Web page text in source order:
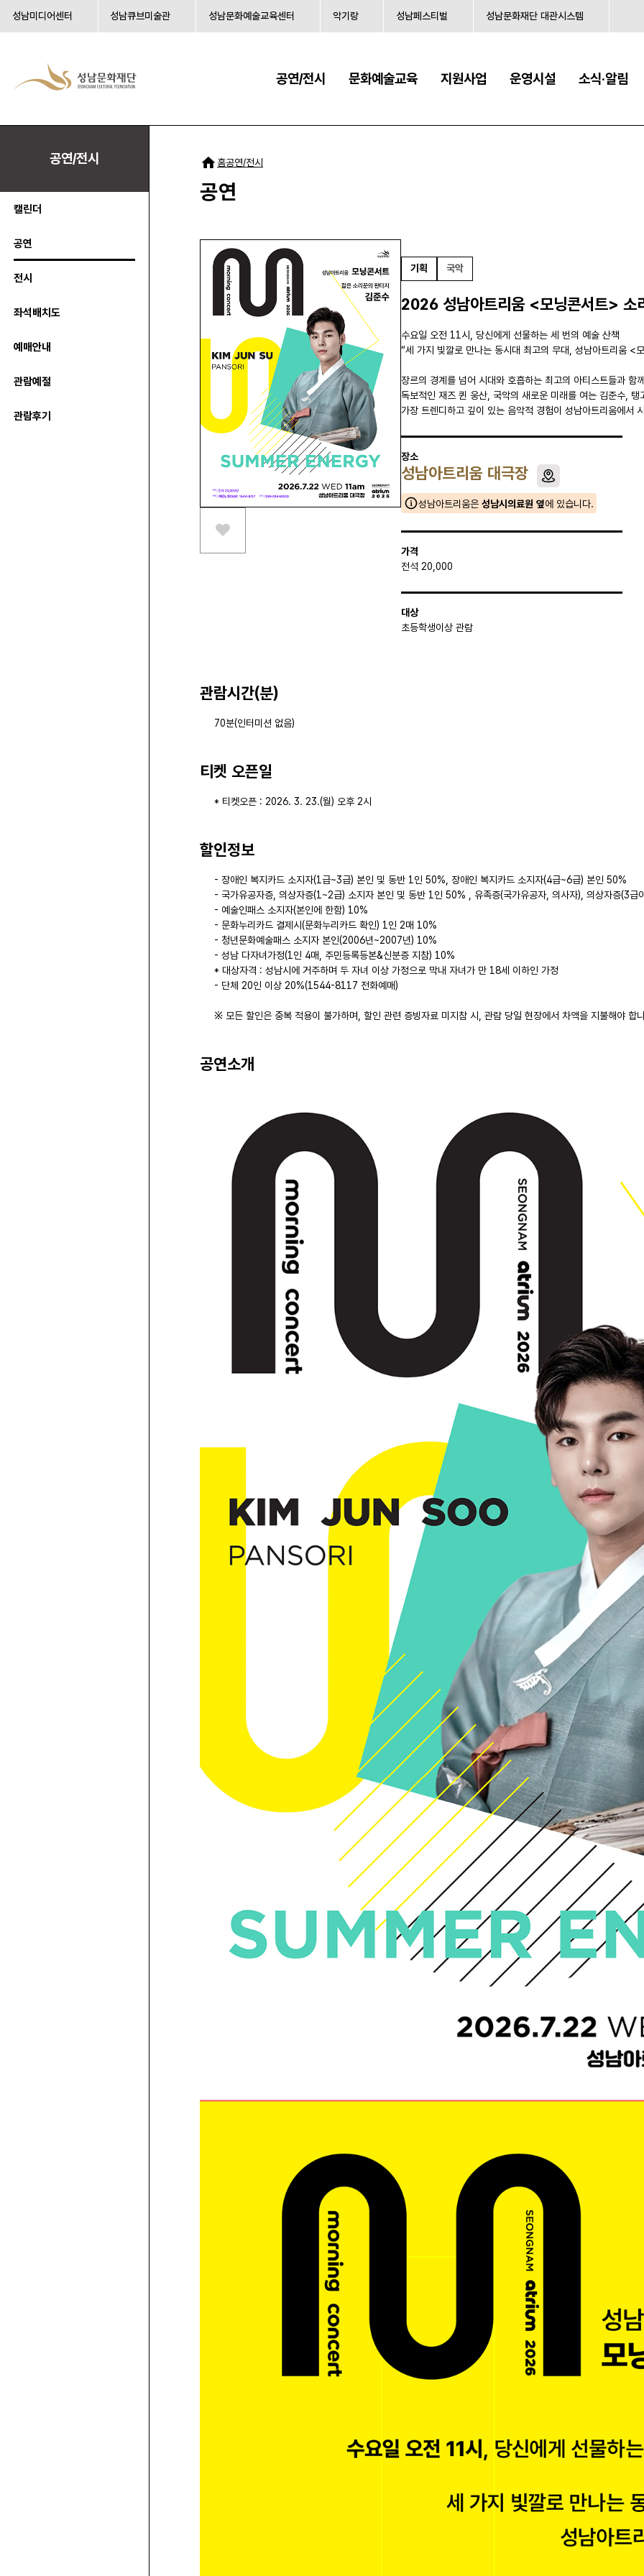
성남미디어센터 성남큐브미술관 성남문화예술교육센터 악기랑 성남페스티벌 성남문화재단 대관시스템
공연/전시 문화예술교육 지원사업 운영시설 소식·알림
공연/전시
캘린더
공연
전시
좌석배치도
예매안내
관람예절
관람후기
홈공연/전시
공연
스크랩하기
기획 국악
2026 성남아트리움 <모닝콘서트> 소
수요일 오전 11시, 당신에게 선물하는 세 번의 예술 산책
“세 가지 빛깔로 만나는 동시대 최고의 무대, 성남아트리움 <
장르의 경계를 넘어 시대와 호흡하는 최고의 아티스트들과 함
독보적인 재즈 퀸 웅산, 국악의 새로운 미래를 여는 김준수,
가장 트렌디하고 깊이 있는 음악적 경험이 성남아트리움에서
장소
성남아트리움 대극장
성남아트리움은 성남시의료원 옆에 있습니다.
가격
전석 20,000
대상
초등학생이상 관람
관람시간(분)
70분(인터미션 없음)
티켓 오픈일
* 티켓오픈 : 2026. 3. 23.(월) 오후 2시
할인정보
- 장애인 복지카드 소지자(1급~3급) 본인 및 동반 1인 50%, 장애인 복지카드 소지자(4급~6급) 본인 50%
- 국가유공자증, 의상자증(1~2급) 소지자 본인 및 동반 1인 50% , 유족증(국가유공자, 의사자), 의상자증(3급
- 예술인패스 소지자(본인에 한함) 10%
- 문화누리카드 결제시(문화누리카드 확인) 1인 2매 10%
- 청년문화예술패스 소지자 본인(2006년~2007년) 10%
- 성남 다자녀가정(1인 4매, 주민등록등본&신분증 지참) 10%
* 대상자격 : 성남시에 거주하며 두 자녀 이상 가정으로 막내 자녀가 만 18세 이하인 가정
- 단체 20인 이상 20%(1544-8117 전화예매)
※ 모든 할인은 중복 적용이 불가하며, 할인 관련 증빙자료 미지참 시, 관람 당일 현장에서 차액을 지불해야 합
공연소개